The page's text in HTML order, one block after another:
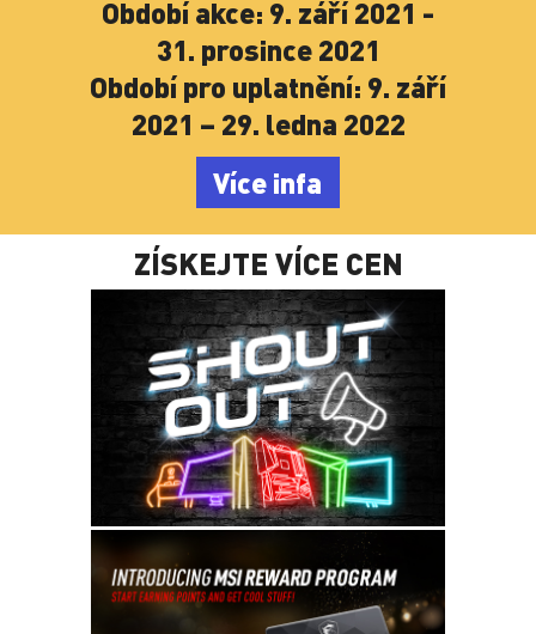
Období pro uplatnění: 9. září
2021 – 29. ledna 2022
Více infa
ZÍSKEJTE VÍCE CEN